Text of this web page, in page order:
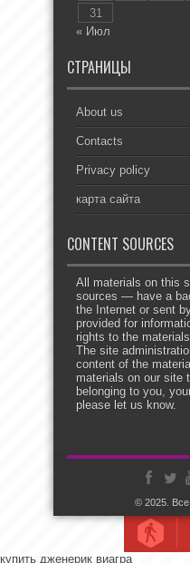
31
« Июл
СТРАНИЦЫ
About us
Contacts
Privacy policy
карта сайта
CONTENT SOURCES
All materials on this
sources — have a
the Internet or sent
provided for
rights to the
The site
content of the
materials on our site
belonging to you,
please let us know.
© 2025.
купить дженерик виагра